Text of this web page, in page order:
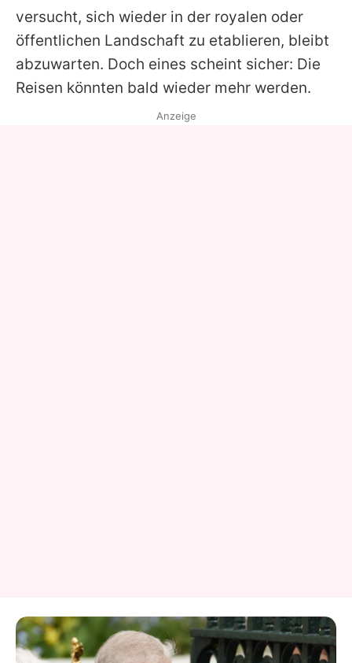
versucht, sich wieder in der royalen oder
öffentlichen Landschaft zu etablieren, bleibt
abzuwarten. Doch eines scheint sicher: Die
Reisen könnten bald wieder mehr werden.
Anzeige